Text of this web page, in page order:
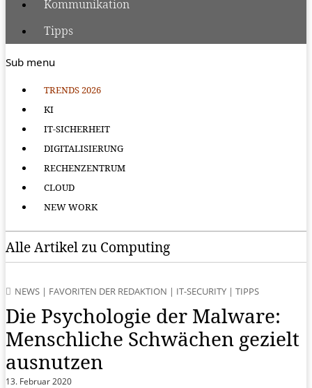
Kommunikation
Tipps
Sub menu
TRENDS 2026
KI
IT-SICHERHEIT
DIGITALISIERUNG
RECHENZENTRUM
CLOUD
NEW WORK
Alle Artikel zu Computing
NEWS | FAVORITEN DER REDAKTION | IT-SECURITY | TIPPS
Die Psychologie der Malware:
Menschliche Schwächen gezielt
ausnutzen
13. Februar 2020